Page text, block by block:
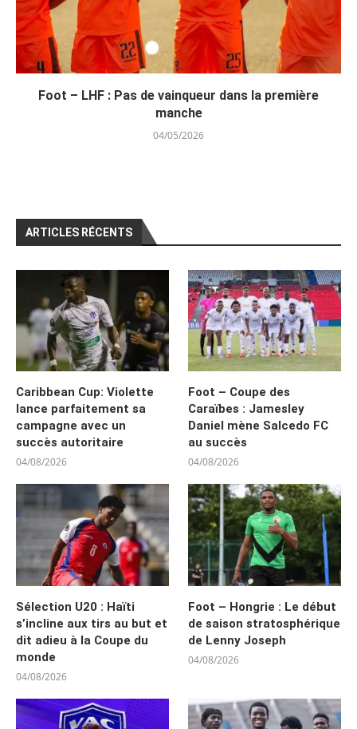
Foot – LHF : Pas de vainqueur dans la première
manche
04/05/2026
ARTICLES RÉCENTS
Caribbean Cup: Violette
lance parfaitement sa
campagne avec un
succès autoritaire
04/08/2026
Foot – Coupe des
Caraïbes : Jamesley
Daniel mène Salcedo FC
au succès
04/08/2026
Sélection U20 : Haïti
s’incline aux tirs au but et
dit adieu à la Coupe du
monde
04/08/2026
Foot – Hongrie : Le début
de saison stratosphérique
de Lenny Joseph
04/08/2026